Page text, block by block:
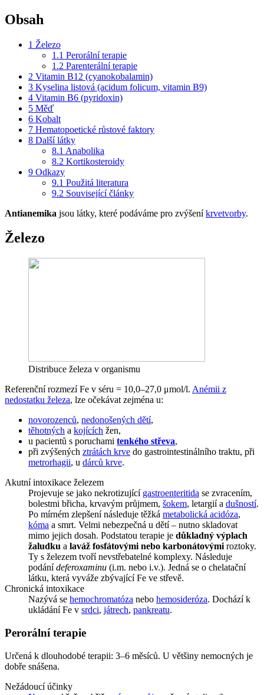
Obsah
1 Železo
1.1 Perorální terapie
1.2 Parenterální terapie
2 Vitamin B12 (cyanokobalamin)
3 Kyselina listová (acidum folicum, vitamin B9)
4 Vitamin B6 (pyridoxin)
5 Měď
6 Kobalt
7 Hematopoetické růstové faktory
8 Další látky
8.1 Anabolika
8.2 Kortikosteroidy
9 Odkazy
9.1 Použitá literatura
9.2 Související články
Antianemika jsou látky, které podáváme pro zvýšeníkrvetvorby.
Železo
Distribuce železa v organismu
Referenční rozmezí Fe v séru = 10,0–27,0 μmol/l. Anémii z
nedostatku železa, lze očekávat zejména u:
novorozenců, nedonošených dětí,
těhotných a kojících žen,
u pacientů s poruchami tenkého střeva,
při zvýšených ztrátách krve do gastrointestinálního traktu, při
metrorhagii, u dárců krve.
Akutní intoxikace železem
Projevuje se jako nekrotizující gastroenteritida se zvracením,
bolestmi břicha, krvavým průjmem, šokem, letargií a dušností.
Po mírném zlepšení následuje těžká metabolická acidóza,
kóma a smrt. Velmi nebezpečná u dětí – nutno skladovat
mimo jejich dosah. Podstatou terapie je důkladný výplach
žaludku a laváž fosfátovými nebo karbonátovými roztoky.
Ty s železem tvoří nevstřebatelné komplexy. Následuje
podánídeferoxaminu (i.m. nebo i.v.). Jedná se o chelatační
látku, která vyváže zbývající Fe ve střevě.
Chronická intoxikace
Nazývá se hemochromatóza nebo hemosideróza. Dochází k
ukládání Fe v srdci, játrech, pankreatu.
Perorální terapie
Určená k dlouhodobé terapii: 3–6 měsíců. U většiny nemocných je
dobře snášena.
Nežádoucí účinky